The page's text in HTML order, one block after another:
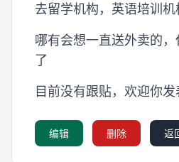
去留学机构，英语培训机
哪有会想一直送外卖的
了
目前没有跟贴，欢迎你发
编辑 删除 返